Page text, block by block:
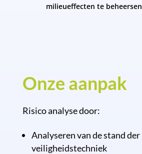
milieueffecten te beheersen
Onze aanpak
Risico analyse door:
Analyseren van de stand der
veiligheidstechniek